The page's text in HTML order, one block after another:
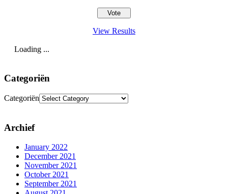
View Results
Loading ...
Categoriën
Categoriën
Archief
January 2022
December 2021
November 2021
October 2021
September 2021